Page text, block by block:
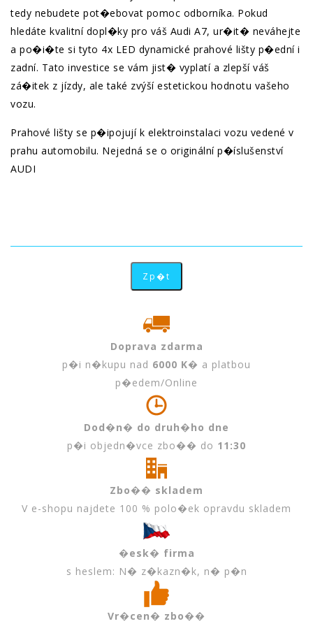
tedy nebudete pot�ebovat pomoc odborníka. Pokud
hledáte kvalitní dopl�ky pro váš Audi A7, ur�it� neváhejte
a po�i�te si tyto 4x LED dynamické prahové lišty p�ední i
zadní. Tato investice se vám jist� vyplatí a zlepší váš
zá�itek z jízdy, ale také zvýší estetickou hodnotu vašeho
vozu.
Prahové lišty se p�ipojují k elektroinstalaci vozu vedené v
prahu automobilu. Nejedná se o originální p�íslušenství
AUDI
Doprava zdarma
p�i n�kupu nad 6000 K� a platbou
p�edem/Online
Dod�n� do druh�ho dne
p�i objedn�vce zbo�� do 11:30
Zbo�� skladem
V e-shopu najdete 100 % polo�ek opravdu skladem
�esk� firma
s heslem: N� z�kazn�k, n� p�n
Vr�cen� zbo��